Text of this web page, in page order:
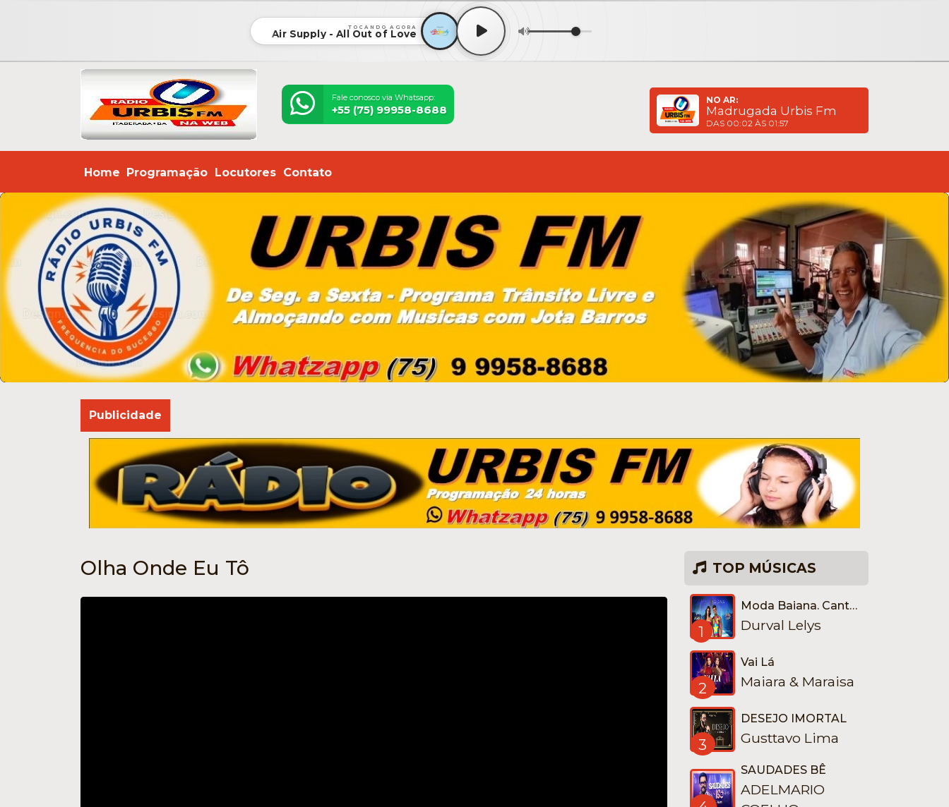
TOCANDO AGORA
Air Supply - All Out of Love
Fale conosco via Whatsapp:
+55 (75) 99958-8688
NO AR:
Madrugada Urbis Fm
DAS 00:02 ÀS 01:57
Home Programação Locutores Contato
Publicidade
Olha Onde Eu Tô TOP MÚSICAS
1
Moda Baiana. Cante com a gente!
Durval Lelys
2
Vai Lá
Maiara & Maraisa
3
DESEJO IMORTAL
Gusttavo Lima
SAUDADES BÊ
ADELMARIO